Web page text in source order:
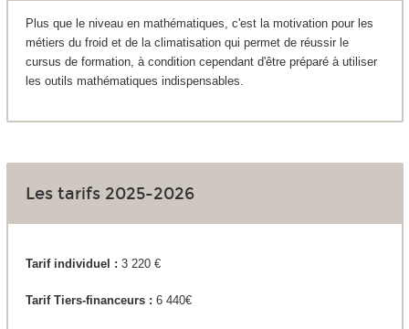
Plus que le niveau en mathématiques, c'est la motivation pour les
métiers du froid et de la climatisation qui permet de réussir le
cursus de formation, à condition cependant d'être préparé à utiliser
les outils mathématiques indispensables.
Les tarifs 2025-2026
Tarif individuel : 3 220 €
Tarif Tiers-financeurs : 6 440€